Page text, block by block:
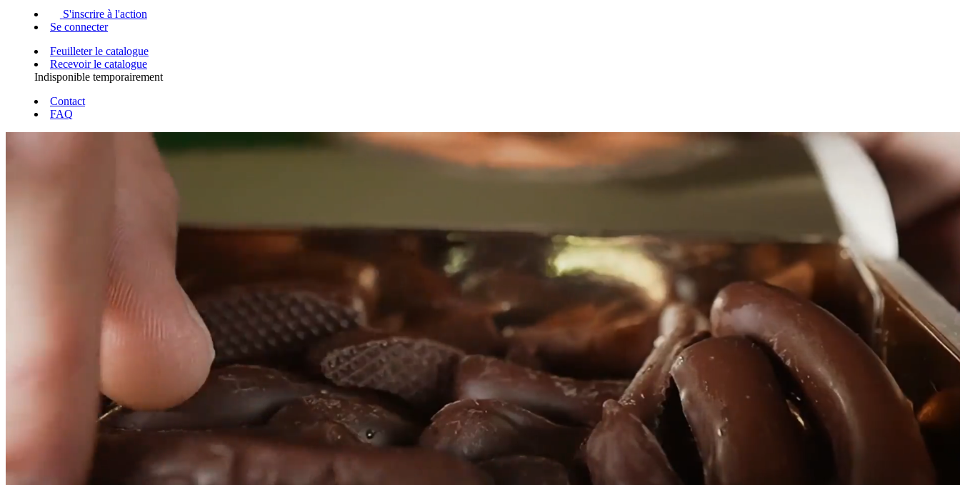
S'inscrire à l'action
Se connecter
Feuilleter le catalogue
Recevoir le catalogue
Indisponible temporairement
Contact
FAQ